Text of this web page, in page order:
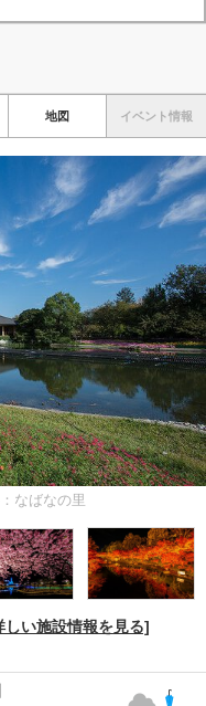
地図 イベント情報
なばなの里
い施設情報を見る]